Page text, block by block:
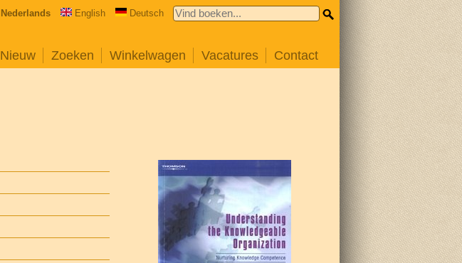
Nederlands English Deutsch
Nieuw Zoeken Winkelwagen Vacatures Contact